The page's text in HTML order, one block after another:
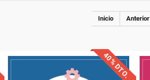
Inicio Anterior
40% DTO.